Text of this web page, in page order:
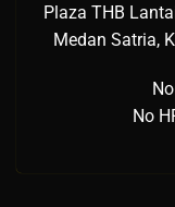
Plaza THB
Medan Satria,
No